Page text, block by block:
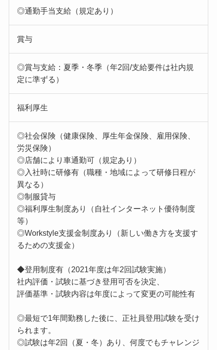
◎通勤手当支給（規定あり）
賞与
◎賞与支給：夏季・冬季（年2回/支給要件は社内規
定に準ずる）
福利厚生
◎社会保険（健康保険、厚生年金保険、雇用保険、
労災保険）
◎店舗により車通勤可（規定あり）
◎入社時に研修有（職種・地域によって研修日程が
異なる）
◎制服貸与
◎福利厚生制度あり（自社インターネット優待制度
等）
◎Workstyle支援金制度あり（新しい働き方を支援す
るための支援金）
◆登用制度有（2021年度は年2回試験実施）
社内評価・試験に基づき登用可否を決定、
評価基準・試験内容は年度によって変更の可能性有
◎最短で1年間勤務した後に、正社員登用試験を受け
られます。
◎試験は年2回（夏・冬）あり、何度でもチャレンジ